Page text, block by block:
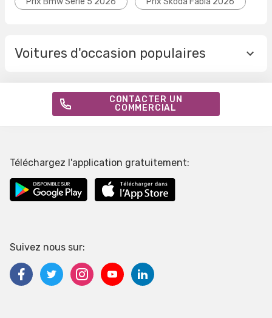
Voitures d'occasion populaires
CONTACTER UN
COMMERCIAL
Téléchargez l'application gratuitement:
Suivez nous sur: